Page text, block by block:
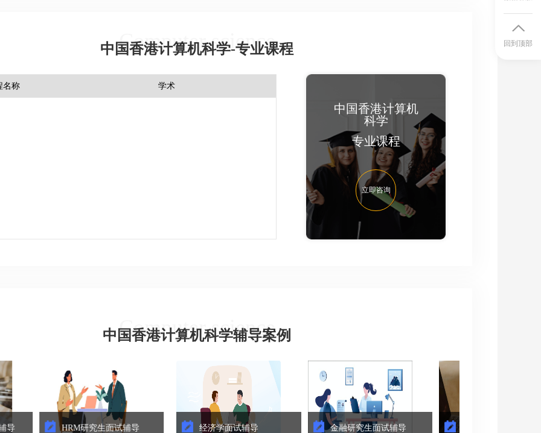
Computer science
中国香港计算机科学-专业课程
名称 学术
中国香港计算机
科学
专业课程
立即咨询
Computer science
中国香港计算机科学辅导案例
HRM研究生面试辅导 经济学面试辅导 金融研究生面试辅导 统计学研究生面试辅导
回到顶部